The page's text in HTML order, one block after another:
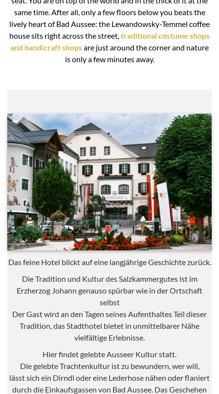
same time. After all, only a few floors below you beats the
lively heart of Bad Aussee: the Lewandowsky-Temmel coffee
house sits right across the street,traditional costume shops
and handicraft shopsare just around the corner and nature
is only a few minutes away.
Das feine Hotel blickt auf eine langjährige Geschichte zurück.
Die Tradition und Kultur des Salzkammergutes ist im
Erzherzog Johann genauso spürbar wie in der Ortschaft
selbst
Der Gast wird an den Tagen seines Aufenthaltes Teil dieser
Tradition, das Stadthotel bietet in unmittelbarer Nähe
vielfältige Erlebnisse.
Hier findet gelebte Ausseer Kultur statt.
Die gelebte Trachtenkultur ist zu bewundern, wer will,
lässt sich ein Dirndl oder eine Lederhose nähen oder flaniert
durch die Einkaufsgassen von Bad Aussee. Das Geschehen